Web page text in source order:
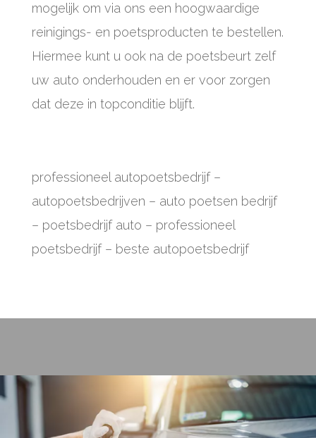
mogelijk om via ons een hoogwaardige
reinigings- en poetsproducten te bestellen.
Hiermee kunt u ook na de poetsbeurt zelf
uw auto onderhouden en er voor zorgen
dat deze in topconditie blijft.
professioneel autopoetsbedrijf–
autopoetsbedrijven – auto poetsen bedrijf
– poetsbedrijf auto – professioneel
poetsbedrijf – beste autopoetsbedrijf